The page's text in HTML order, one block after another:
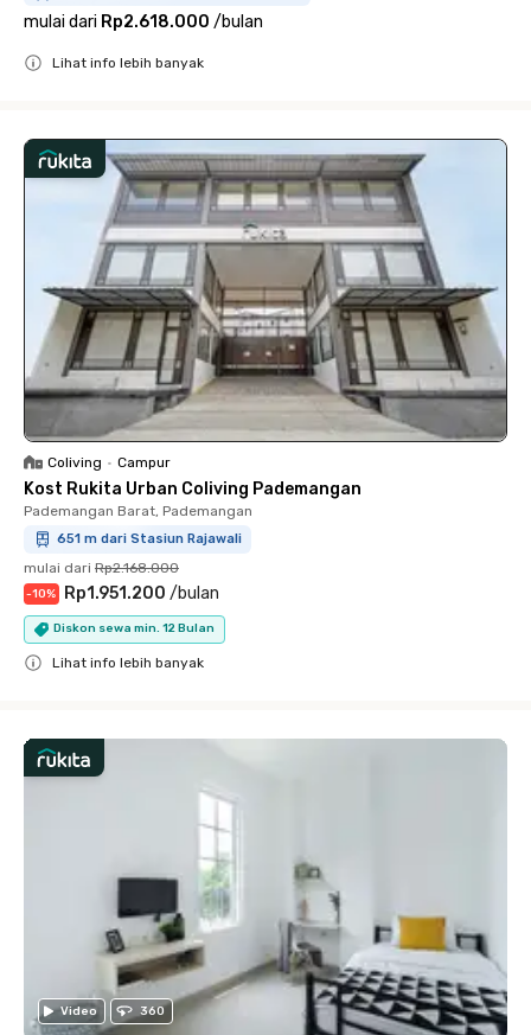
mulai dari Rp2.618.000 /bulan
Lihat info lebih banyak
Coliving • Campur
Kost Rukita Urban Coliving Pademangan
Pademangan Barat, Pademangan
651 m dari Stasiun Rajawali
mulai dari Rp2.168.000
-10% Rp1.951.200 /bulan
Diskon sewa min. 12 Bulan
Lihat info lebih banyak
Video 360